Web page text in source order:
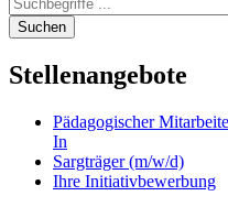
Suchen
Stellenangebote
Pädagogischer
In
Sargträger (m/w/d)
Ihre Initiativbewerbung